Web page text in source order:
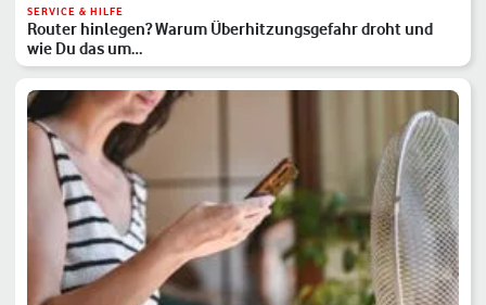
SERVICE & HILFE
Router hinlegen? Warum Überhitzungsgefahr droht und
wie Du das um…